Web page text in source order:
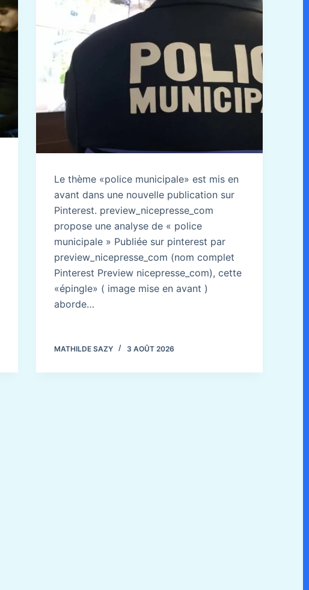
Le thème «police municipale» est mis en
avant dans une nouvelle publication sur
Pinterest. preview_nicepresse_com
propose une analyse de « police
municipale » Publiée sur pinterest par
preview_nicepresse_com (nom complet
Pinterest Preview nicepresse_com), cette
«épingle» ( image mise en avant )
aborde…
MATHILDE SAZY 3 AOÛT 2026